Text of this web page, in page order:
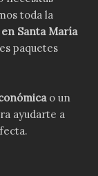
toda la
Santa María
paquetes
o un
ayudarte a